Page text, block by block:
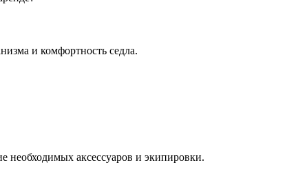
и комфортность седла.
необходимых аксессуаров и экипировки.